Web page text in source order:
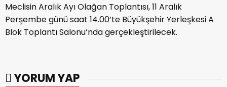
Meclisin Aralık Ayı Olağan Toplantısı, 11 Aralık
Perşembe günü saat 14.00’te Büyükşehir Yerleşkesi A
Blok Toplantı Salonu’nda gerçekleştirilecek.
YORUM YAP